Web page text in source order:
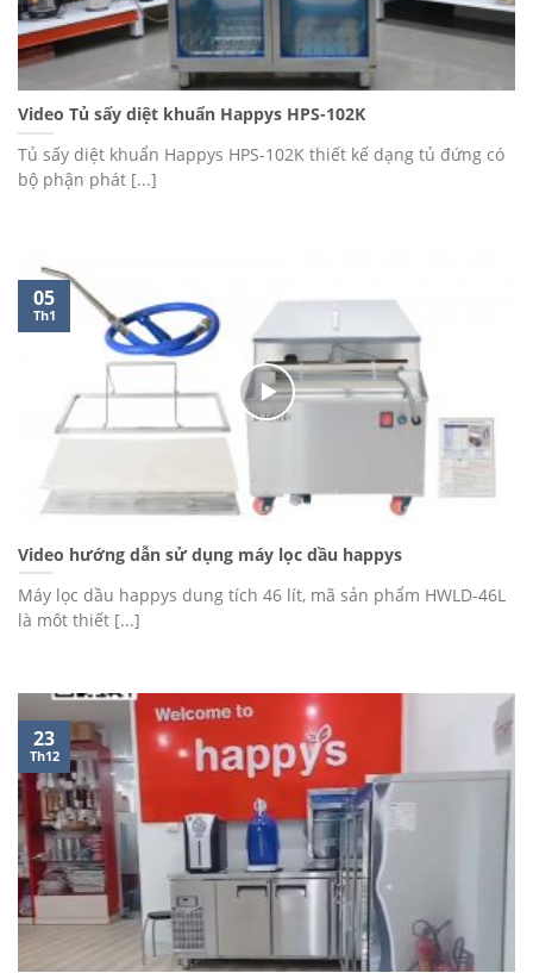
Video Tủ sấy diệt khuẩn Happys HPS-102K
Tủ sấy diệt khuẩn Happys HPS-102K thiết kế dạng tủ đứng có
bộ phận phát [...]
Video hướng dẫn sử dụng máy lọc dầu happys
Máy lọc dầu happys dung tích 46 lít, mã sản phẩm HWLD-46L
là môt thiết [...]
05
Th1
23
Th12